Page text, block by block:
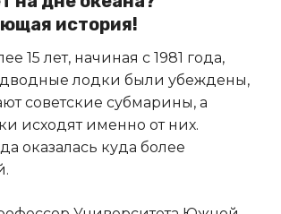
история!
15 лет, начиная с 1981 года,
лодки были убеждены,
советские субмарины, а
исходят именно от них.
оказалась куда более